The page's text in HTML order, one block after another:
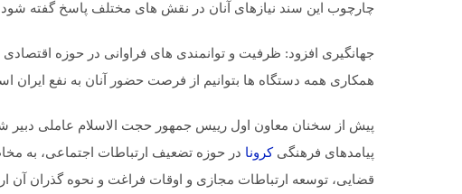
چارچوب این سند نیازهای آنان در نقش های مختلف پاسخ گفته
جهانگیری افزود: ظرفیت و توانمندی های فراوانی در حوزه اقتصادی
همکاری همه دستگاه ها بتوانیم از فرصت حضور آنان به نفع ایران
پیش از سخنان معاون اول رییس جمهور حجت الاسلام عاملی
پیامدهای فرهنگیکرونا در حوزه تضعیف ارتباطات اجتماعی، به
قضایی، توسعه ارتباطات مجازی و اوقات فراغت و نحوه گذران آن